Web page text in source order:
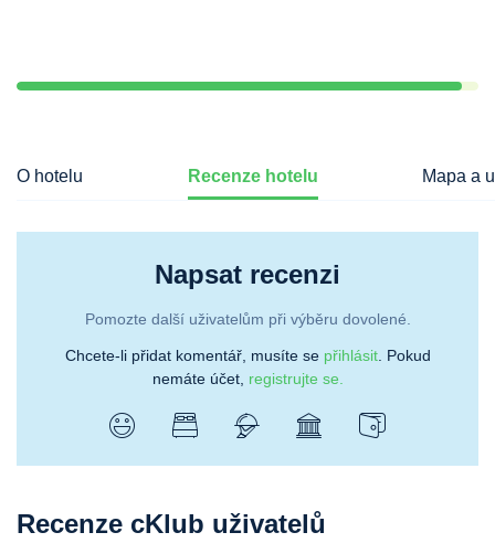
O hotelu Recenze hotelu Mapa a
Napsat recenzi
Pomozte další uživatelům při výběru dovolené.
Chcete-li přidat komentář, musíte se přihlásit. Pokud
nemáte účet, registrujte se.
Recenze cKlub uživatelů